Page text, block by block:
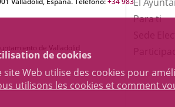
de cookies
site Web utilise des cookies pour
utilisons les cookies et comment
de Valladolid
Para ti